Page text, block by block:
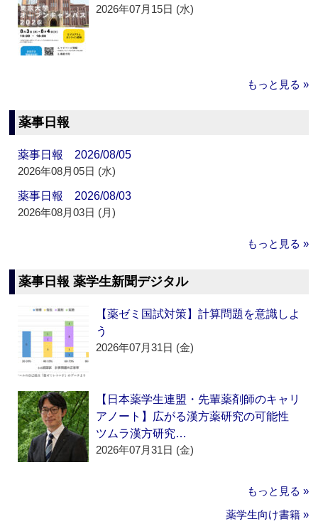
2026年07月15日 (水)
もっと見る »
薬事日報
薬事日報 2026/08/05
2026年08月05日 (水)
薬事日報 2026/08/03
2026年08月03日 (月)
もっと見る »
薬事日報 薬学生新聞デジタル
【薬ゼミ国試対策】計算問題を意識しよ
う
2026年07月31日 (金)
【日本薬学生連盟・先輩薬剤師のキャリ
アノート】広がる漢方薬研究の可能性
ツムラ漢方研究…
2026年07月31日 (金)
もっと見る »
薬学生向け書籍 »